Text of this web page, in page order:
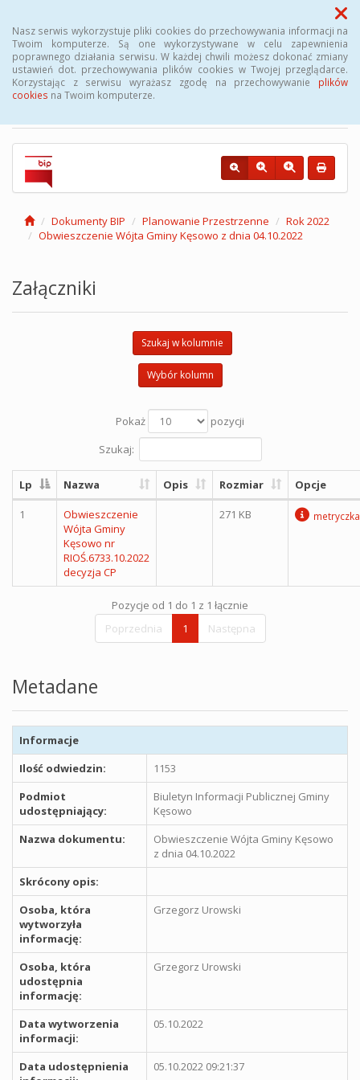
Nasz serwis wykorzystuje pliki cookies do przechowywania informacji na
Twoim komputerze. Są one wykorzystywane w celu zapewnienia
poprawnego działania serwisu. W każdej chwili możesz dokonać zmiany
ustawień dot. przechowywania plików cookies w Twojej przeglądarce.
Korzystając z serwisu wyrażasz zgodę na przechowywanie plików
cookies na Twoim komputerze.
Menu
Biuletyn Informacji
Publicznej Gminy Kęsowo
Dokumenty BIP Planowanie Przestrzenne
Rok 2022
Obwieszczenie Wójta Gminy Kęsowo z dnia 04.10.2022
Załączniki
Szukaj w kolumnie
Wybór kolumn
Pokaż
pozycji
Szukaj:
Lp Nazwa Opis Rozmiar Opcje
1
Obwieszczenie
Wójta Gminy
Kęsowo nr
RIOŚ.6733.10.2022
decyzja CP
271 KB metryczka
Pozycje od 1 do 1 z 1 łącznie
Poprzednia
1 Następna
Metadane
Informacje
Ilość odwiedzin:
1153
Podmiot
udostępniający:
Biuletyn Informacji Publicznej Gminy
Kęsowo
Nazwa dokumentu:
Obwieszczenie Wójta Gminy Kęsowo
z dnia 04.10.2022
Skrócony opis:
Osoba, która
wytworzyła
informację:
Grzegorz Urowski
Osoba, która
udostępnia
informację:
Grzegorz Urowski
Data wytworzenia
informacji:
05.10.2022
Data udostępnienia
05.10.2022 09:21:37